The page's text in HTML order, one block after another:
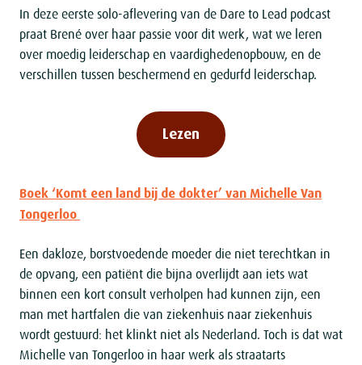
In deze eerste solo-aflevering van de Dare to Lead podcast
praat Brené over haar passie voor dit werk, wat we leren
over moedig leiderschap en vaardighedenopbouw, en de
verschillen tussen beschermend en gedurfd leiderschap.
Lezen
Boek ‘Komt een land bij de dokter’ van Michelle Van
Tongerloo
Een dakloze, borstvoedende moeder die niet terechtkan in
de opvang, een patiënt die bijna overlijdt aan iets wat
binnen een kort consult verholpen had kunnen zijn, een
man met hartfalen die van ziekenhuis naar ziekenhuis
wordt gestuurd: het klinkt niet als Nederland. Toch is dat wat
Michelle van Tongerloo in haar werk als straatarts